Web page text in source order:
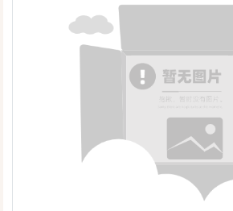
错过到头来还是两手紧紧握着夕阳下一口大
寂寞默念着一首又一首的诗歌《梦里含香》
童趣在皑皑的白雪里徜徉一盘酸菜馅饺子热
及品尝一双布满老茧的手抚摸着熟睡稚嫩的
上欢快的节奏在一路飞扬一片曙光把梦境打
远方《红尘的风吹来》对于你来说我只是沙
欺戏一会你是一只温顺的小羊一会你是一头
我送上星空你却把我跌入谷底我期盼飘过命
春季“心远地自偏”将你的随意性格抵御《那
风筝，我是线挣脱，一心想飞向蓝天拽住，